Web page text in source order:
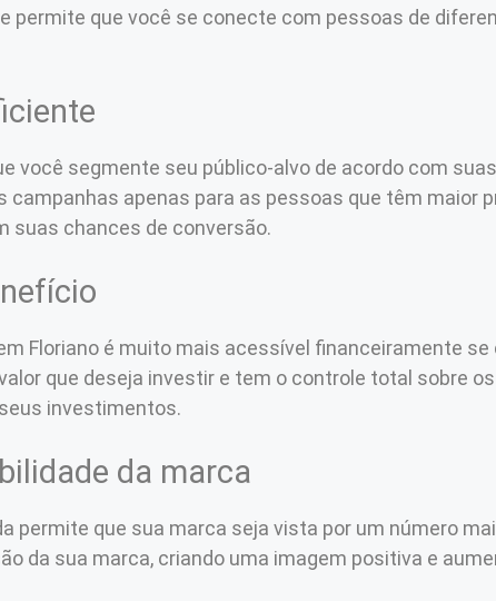
permite que você se conecte com pessoas de
você segmente seu público-alvo de acordo com
campanhas apenas para as pessoas que têm maior
suas chances de conversão.
Floriano é muito mais acessível financeiramente
que deseja investir e tem o controle total sobre
investimentos.
da marca
permite que sua marca seja vista por um número
da sua marca, criando uma imagem positiva e